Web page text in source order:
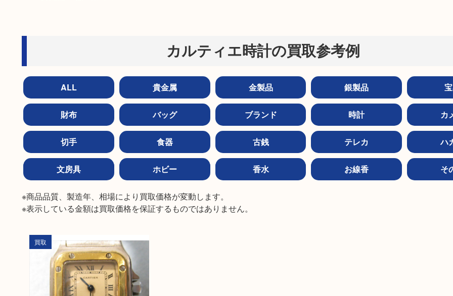
カルティエ時計の買取参考例
ALL 貴金属 金製品 銀製品
財布 バッグ ブランド 時計 カ
切手 食器 古銭 テレカ ハ
文房具 ホビー 香水 お線香 そ
※商品品質、製造年、相場により買取価格が変動します。
※表示している金額は買取価格を保証するものではありません。
買取